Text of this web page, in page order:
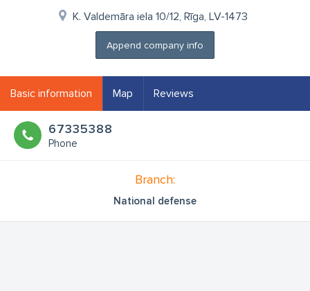
K. Valdemāra iela 10/12, Rīga, LV-1473
Append company info
Basic information Map Reviews
67335388
Phone
Branch:
National defense